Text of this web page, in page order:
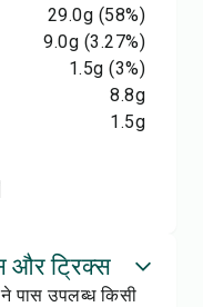
29.0g (58%)
9.0g (3.27%)
1.5g (3%)
8.8g
1.5g
और ट्रिक्स
पास उपलब्ध किसी